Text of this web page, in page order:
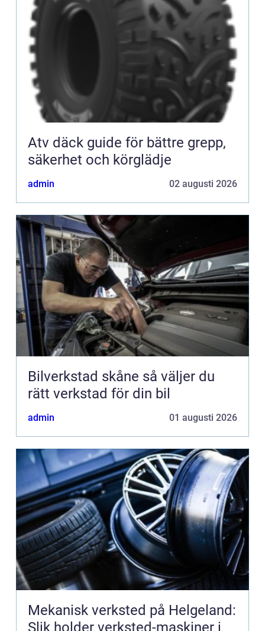
Atv däck guide för bättre grepp,
säkerhet och körglädje
admin 02 augusti 2026
Bilverkstad skåne så väljer du
rätt verkstad för din bil
admin 01 augusti 2026
Mekanisk verksted på Helgeland:
Slik holder verksted-maskiner i